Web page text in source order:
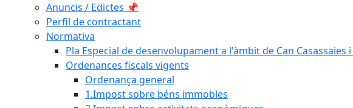
Anuncis / Edictes 📌
Perfil de contractant
Normativa
Pla Especial de desenvolupament a l'àmbit de Can Casassaies i
Ordenances fiscals vigents
Ordenança general
1.Impost sobre béns immobles